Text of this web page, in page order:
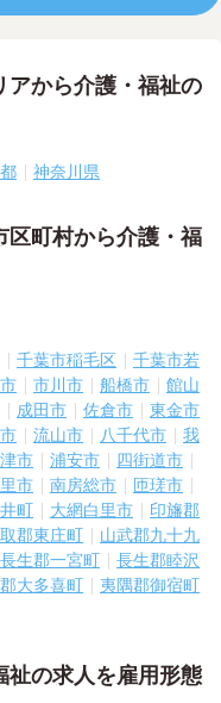
アから介護・福祉の
神奈川県
区町村から介護・福
千葉市稲毛区
千葉市若
市川市 船橋市
館山
成田市 佐倉市
東金市
流山市 八千代市
我
市 浦安市
四街道市
市 南房総市
匝瑳市
町 大網白里市
印旛郡
郡東庄町
山武郡九十九
長生郡一宮町
長生郡睦沢
大多喜町
夷隅郡御宿町
祉の求人を雇用形態